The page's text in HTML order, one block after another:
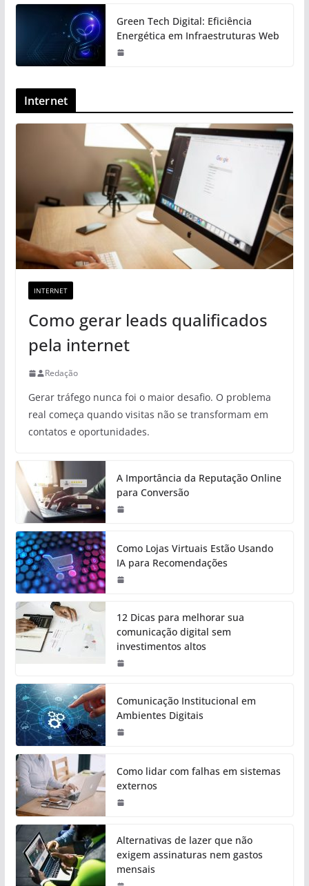
Green Tech Digital: Eficiência
Energética em Infraestruturas Web
Internet
INTERNET
Como gerar leads qualificados
pela internet
Redação
Gerar tráfego nunca foi o maior desafio. O problema
real começa quando visitas não se transformam em
contatos e oportunidades.
A Importância da Reputação Online
para Conversão
Como Lojas Virtuais Estão Usando
IA para Recomendações
12 Dicas para melhorar sua
comunicação digital sem
investimentos altos
Comunicação Institucional em
Ambientes Digitais
Como lidar com falhas em sistemas
externos
Alternativas de lazer que não
exigem assinaturas nem gastos
mensais